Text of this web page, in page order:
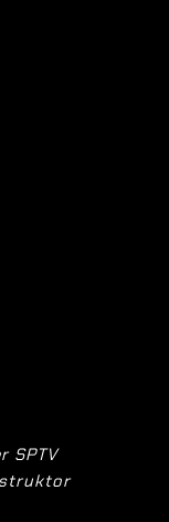
SPTV